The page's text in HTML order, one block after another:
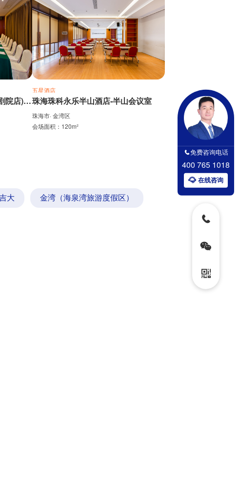
珠海2000年大酒店(情侣路大剧院店)-三楼2号厅
五星酒店
珠海珠科永乐半山酒店-半山会议室
珠海市· 金湾区
会场面积：120m²
大 金湾（海泉湾旅游度假区）
免费咨询电话
400 765 1018
在线咨询